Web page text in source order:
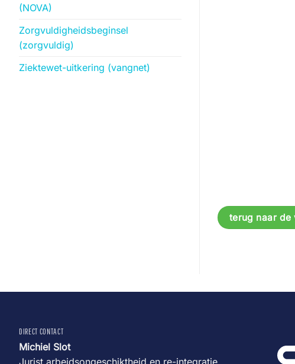
(NOVA)
Zorgvuldigheidsbeginsel
(zorgvuldig)
Ziektewet-uitkering (vangnet)
terug naar de
DIRECT CONTACT
Michiel Slot
Jurist arbeidsongeschiktheid en re-integratie